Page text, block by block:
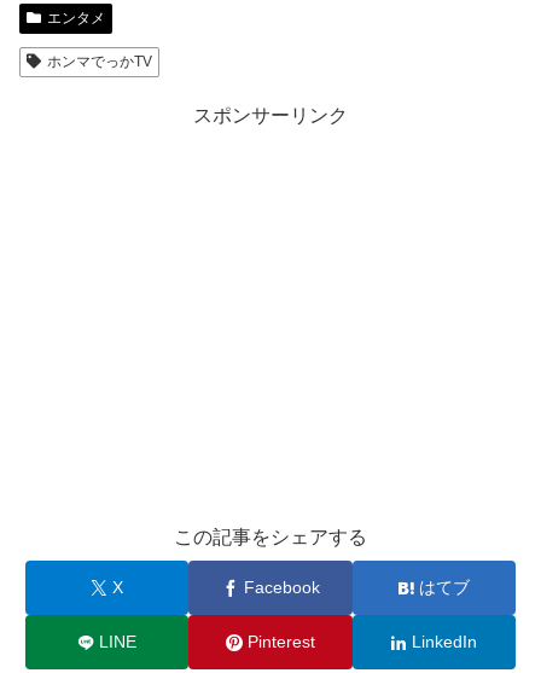
エンタメ
ホンマでっかTV
スポンサーリンク
この記事をシェアする
X Facebook はてブ
LINE Pinterest LinkedIn